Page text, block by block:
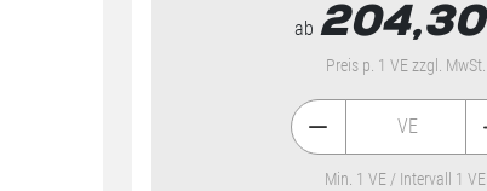
ab 204,30
Preis p. 1 VE zzgl. MwSt.
VE
Min. 1 VE / Intervall 1 VE